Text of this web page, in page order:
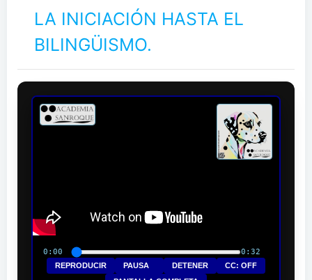
LA INICIACIÓN HASTA EL
BILINGÜISMO.
0:00 0:32
REPRODUCIR PAUSA DETENER
CC: OFF